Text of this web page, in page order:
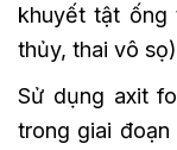
khuyết tật ống
thủy, thai vô
Sử dụng axit
trong giai